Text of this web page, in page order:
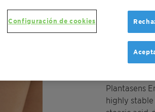
Plantasens
highly
Configuración de cookies